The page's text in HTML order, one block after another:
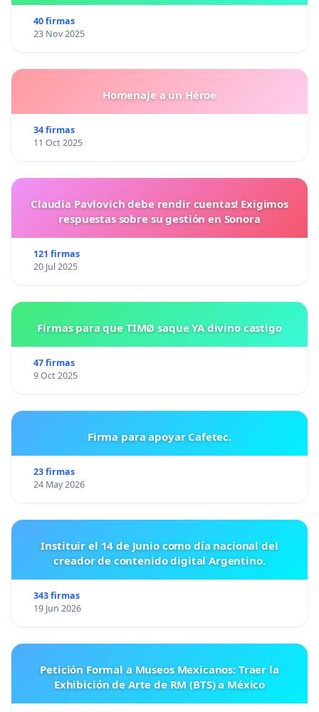
40 firmas
23 Nov 2025
Homenaje a un Héroe
34 firmas
11 Oct 2025
Claudia Pavlovich debe rendir cuentas! Exigimos
respuestas sobre su gestión en Sonora
121 firmas
20 Jul 2025
Firmas para que TIMØ saque YA divino castigo
47 firmas
9 Oct 2025
Firma para apoyar Cafetec.
23 firmas
24 May 2026
Instituir el 14 de Junio como día nacional del
creador de contenido digital Argentino.
343 firmas
19 Jun 2026
Petición Formal a Museos Mexicanos: Traer la
Exhibición de Arte de RM (BTS) a México